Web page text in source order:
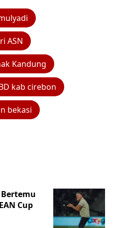
ASN
Kandung
kab cirebon
bekasi
Bertemu
Cup